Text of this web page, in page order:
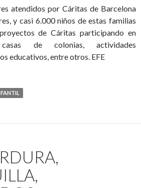
atendidos por Cáritas de Barcelona
y casi 6.000 niños de estas familias
de Cáritas participando en
de colonias, actividades
educativos, entre otros. EFE